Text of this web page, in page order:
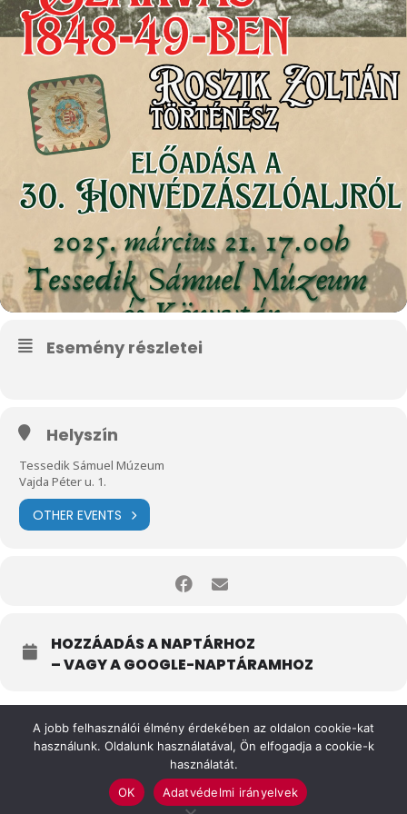
Esemény részletei
Helyszín
Tessedik Sámuel Múzeum
Vajda Péter u. 1.
OTHER EVENTS
HOZZÁADÁS A NAPTÁRHOZ
– VAGY A GOOGLE-NAPTÁRAMHOZ
Felhasználási feltételek
Impresszum
A jobb felhasználói élmény érdekében az oldalon cookie-kat
használunk. Oldalunk használatával, Ön elfogadja a cookie-k
használatát.
OK
Adatvédelmi irányelvek